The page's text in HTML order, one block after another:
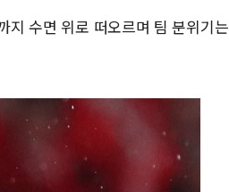
지 수면 위로 떠오르며 팀 분위기는